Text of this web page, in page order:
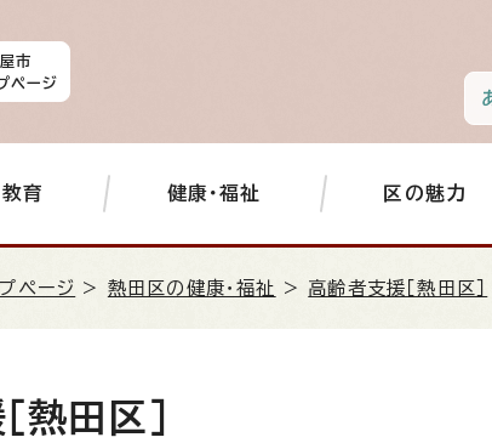
市
ページ
教育 健康・福祉 区の魅力
ページ > 熱田区の健康・福祉 > 高齢者支援［熱田区］
田区］